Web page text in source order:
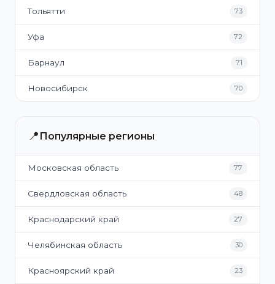
Тольятти 73
Уфа 72
Барнаул 71
Новосибирск 70
📍 Популярные регионы
Московская область 77
Свердловская область 48
Краснодарский край 27
Челябинская область 30
Красноярский край 23